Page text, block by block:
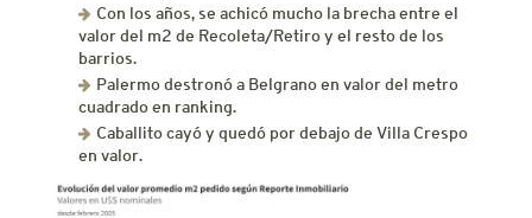
Con los años, se achicó mucho la brecha entre el
valor del m2 de Recoleta/Retiro y el resto de los
barrios.
Palermo destronó a Belgrano en valor del metro
cuadrado en ranking.
Caballito cayó y quedó por debajo de Villa Crespo
en valor.